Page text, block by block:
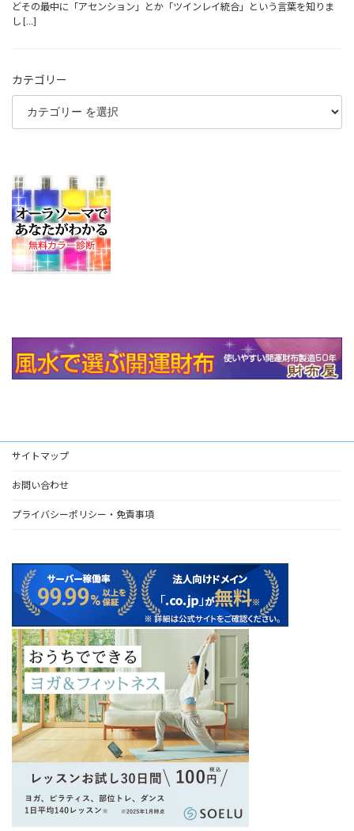
どその最中に「アセンション」とか「ツインレイ統合」という言葉を知りま
し […]
カテゴリー
サイトマップ
お問い合わせ
プライバシーポリシー・免責事項